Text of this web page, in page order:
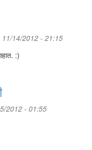
11/14/2012 - 21:15
:)
2012 - 01:55